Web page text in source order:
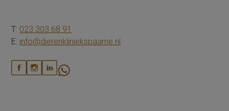
T: 023 303 68 91
E: info@dierenkliniekspaarne.nl